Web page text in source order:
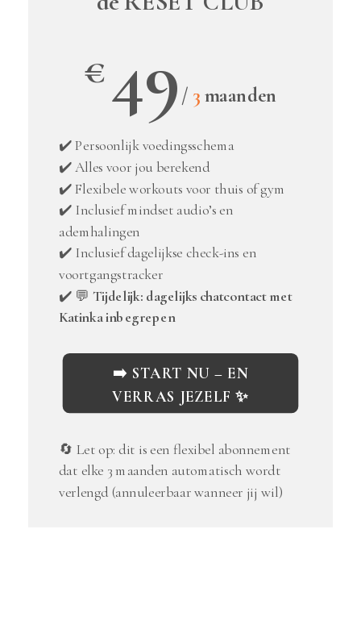
€49 / 3 maanden
✔️ Persoonlijk voedingsschema
✔️ Alles voor jou berekend
✔️ Flexibele workouts voor thuis of gym
✔️ Inclusief mindset audio’s en
ademhalingen
✔️ Inclusief dagelijkse check-ins en
voortgangstracker
✔️ 💬 Tijdelijk: dagelijks chatcontact met
Katinka inbegrepen
➡️ START NU – EN
VERRAS JEZELF ✨
🔄 Let op: dit is een flexibel abonnement
dat elke 3 maanden automatisch wordt
verlengd (annuleerbaar wanneer jij wil)